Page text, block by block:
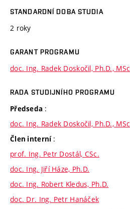
STANDARDNÍ DOBA STUDIA
2 roky
GARANT PROGRAMU
doc. Ing. Radek Doskočil, Ph.D., MSc
RADA STUDIJNÍHO PROGRAMU
Předseda :
doc. Ing. Radek Doskočil, Ph.D., MSc
Člen interní :
prof. Ing. Petr Dostál, CSc.
doc. Ing. Jiří Háze, Ph.D.
doc. Ing. Robert Kledus, Ph.D.
doc. Dr. Ing. Petr Hanáček